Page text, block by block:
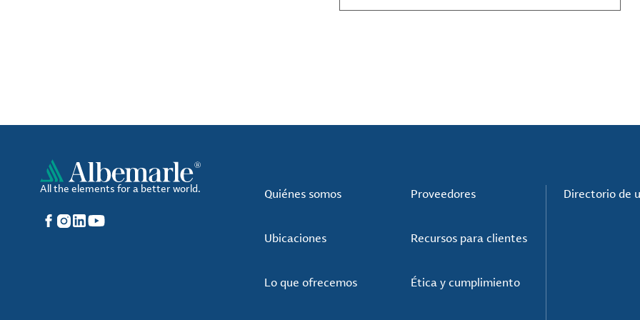
compuestos de materiales y mucho más.
All the elements for a better world.
Facebook
Instagram
LinkedIn
YouTube
Quiénes somos
Ubicaciones
Lo que ofrecemos
Proveedores
Recursos para clientes
Ética y cumplimiento
Directorio de